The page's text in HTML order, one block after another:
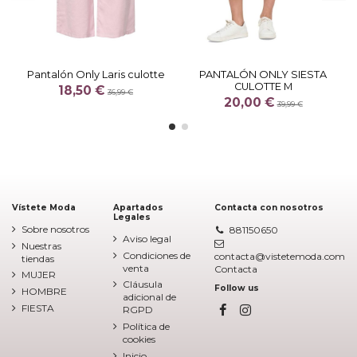
Pantalón Only Laris culotte
18,50 € 36,99 €
PANTALÓN ONLY SIESTA
CULOTTE M
20,00 €39,99 €
Vístete Moda
Sobre nosotros
Nuestras
tiendas
MUJER
HOMBRE
FIESTA
Apartados
Legales
Aviso legal
Condiciones de
venta
Cláusula
adicional de
RGPD
Política de
cookies
Contacta con nosotros
881150650
contacta@vistetemoda.com
Contacta
Follow us